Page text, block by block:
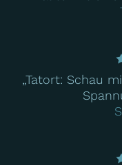
„Tatort: Schau